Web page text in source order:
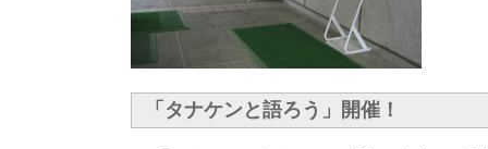
「タナケンと語ろう」開催！